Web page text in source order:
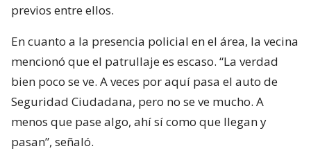
previos entre ellos.
En cuanto a la presencia policial en el área, la vecina
mencionó que el patrullaje es escaso. “La verdad
bien poco se ve. A veces por aquí pasa el auto de
Seguridad Ciudadana, pero no se ve mucho. A
menos que pase algo, ahí sí como que llegan y
pasan”, señaló.